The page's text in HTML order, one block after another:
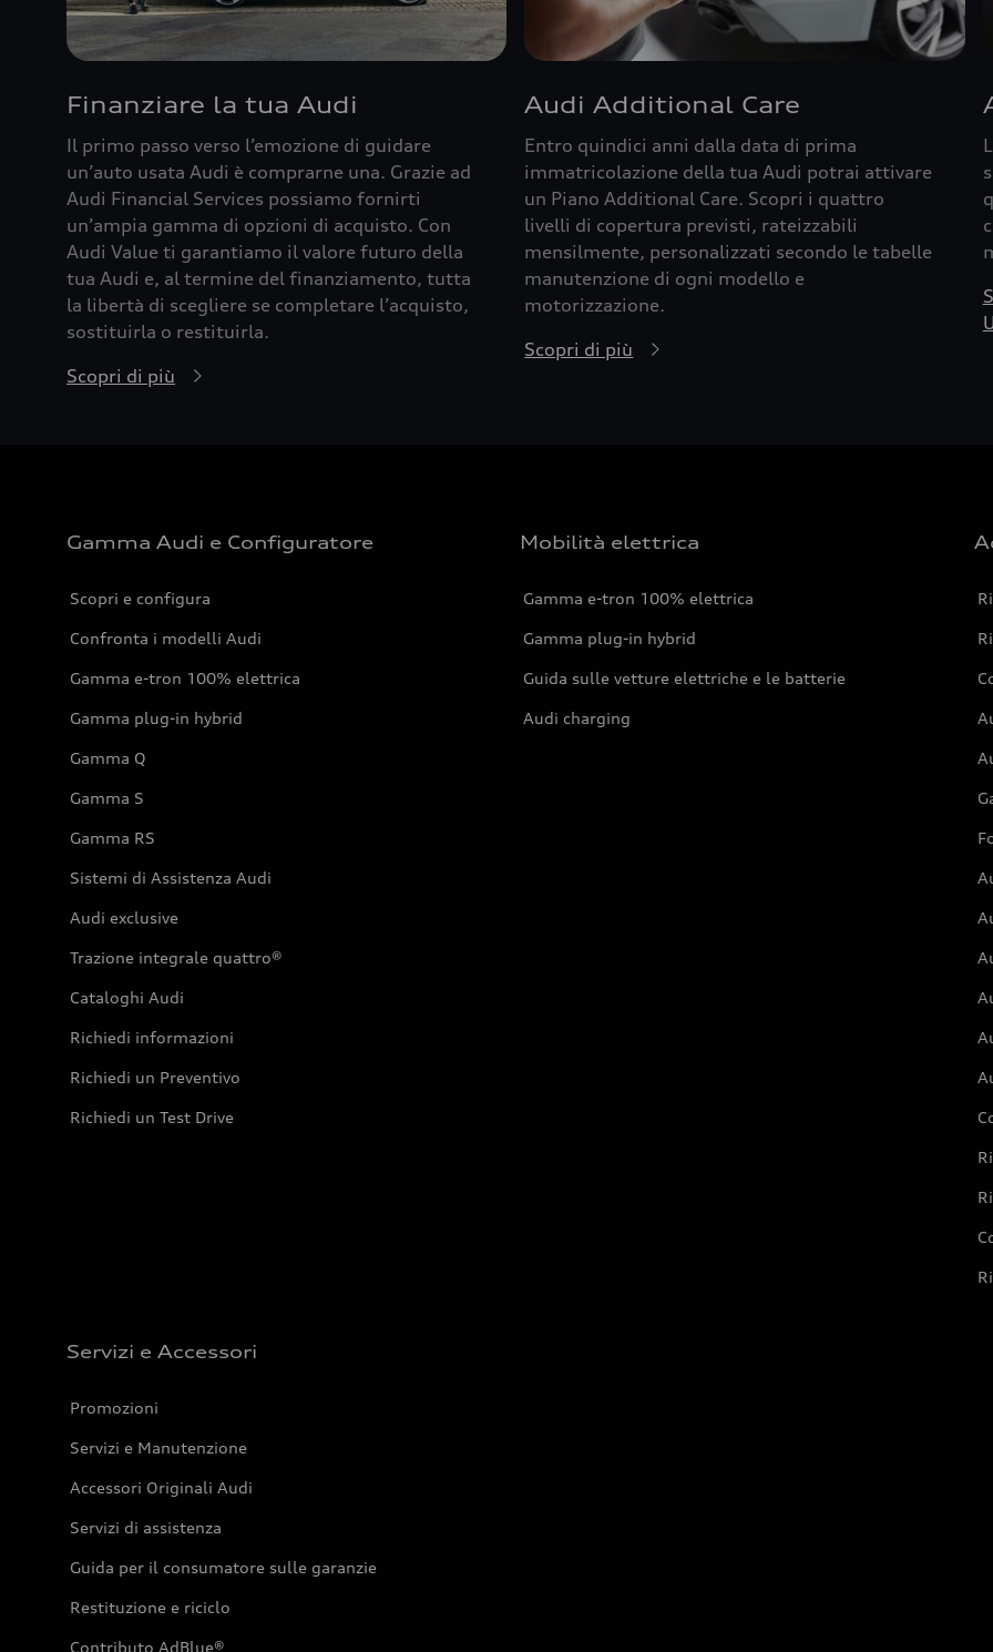
Finanziare la tua Audi
Il primo passo verso l’emozione di guidare
un’auto usata Audi è comprarne una. Grazie ad
Audi Financial Services possiamo fornirti
un’ampia gamma di opzioni di acquisto. Con
Audi Value ti garantiamo il valore futuro della
tua Audi e, al termine del finanziamento, tutta
la libertà di scegliere se completare l’acquisto,
sostituirla o restituirla.
Scopri di più
Audi Additional Care
Entro quindici anni dalla data di prima
immatricolazione della tua Audi potrai attivare
un Piano Additional Care. Scopri i quattro
livelli di copertura previsti, rateizzabili
mensilmente, personalizzati secondo le tabelle
manutenzione di ogni modello e
motorizzazione.
Scopri di più
Gamma Audi e Configuratore
Scopri e configura
Confronta i modelli Audi
Gamma e-tron 100% elettrica
Gamma plug-in hybrid
Gamma Q
Gamma S
Gamma RS
Sistemi di Assistenza Audi
Audi exclusive
Trazione integrale quattro®
Cataloghi Audi
Richiedi informazioni
Richiedi un Preventivo
Richiedi un Test Drive
Mobilità elettrica
Gamma e-tron 100% elettrica
Gamma plug-in hybrid
Guida sulle vetture elettriche e le batterie
Audi charging
Servizi e Accessori
Promozioni
Servizi e Manutenzione
Accessori Originali Audi
Servizi di assistenza
Guida per il consumatore sulle garanzie
Restituzione e riciclo
Contributo AdBlue®